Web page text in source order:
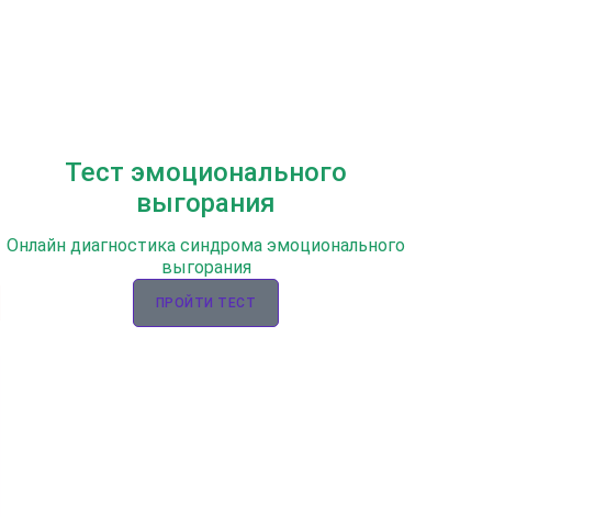
Тест эмоционального
выгорания
Онлайн диагностика синдрома эмоционального
выгорания
ПРОЙТИ ТЕСТ